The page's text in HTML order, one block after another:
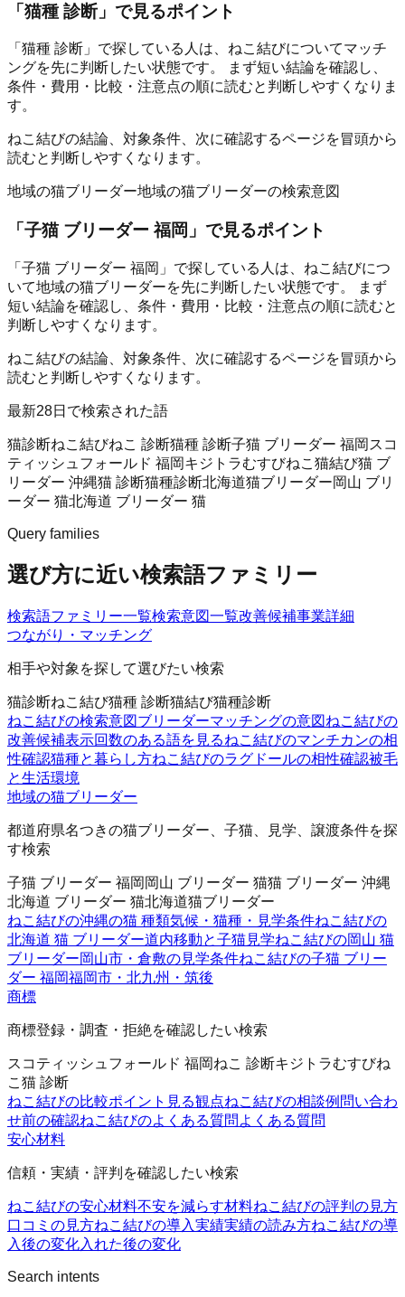
「猫種 診断」で見るポイント
「猫種 診断」で探している人は、ねこ結びについてマッチ
ングを先に判断したい状態です。 まず短い結論を確認し、
条件・費用・比較・注意点の順に読むと判断しやすくなりま
す。
ねこ結びの結論、対象条件、次に確認するページを冒頭から
読むと判断しやすくなります。
地域の猫ブリーダー地域の猫ブリーダーの検索意図
「 子猫 ブリーダー 福岡 」で見るポイント
「子猫 ブリーダー 福岡」で探している人は、ねこ結びにつ
いて地域の猫ブリーダーを先に判断したい状態です。 まず
短い結論を確認し、条件・費用・比較・注意点の順に読むと
判断しやすくなります。
ねこ結びの結論、対象条件、次に確認するページを冒頭から
読むと判断しやすくなります。
最新28日で検索された語
猫診断ねこ結びねこ 診断猫種 診断子猫 ブリーダー 福岡 スコ
ティッシュフォールド 福岡キジトラむすびねこ 猫結び猫 ブ
リーダー 沖縄猫 診断猫種診断北海道猫ブリーダー岡山 ブリ
ーダー 猫北海道 ブリーダー 猫
Query families
選び方に近い検索語ファミリー
検索語ファミリー一覧検索意図一覧改善候補事業詳細
つながり・マッチング
相手や対象を探して選びたい検索
猫診断ねこ結び猫種 診断猫結び猫種診断
ねこ結びの検索意図 ブリーダーマッチングの意図 ねこ結びの
改善候補表示回数のある語を見るねこ結びのマンチカンの相
性確認猫種と暮らし方ねこ結びのラグドールの相性確認被毛
と生活環境
地域の猫ブリーダー
都道府県名つきの猫ブリーダー、子猫、見学、譲渡条件を探
す検索
子猫 ブリーダー 福岡 岡山 ブリーダー 猫猫 ブリーダー 沖縄
北海道 ブリーダー 猫北海道猫ブリーダー
ねこ結びの沖縄の猫 種類気候・猫種・見学条件ねこ結びの
北海道 猫 ブリーダー道内移動と子猫見学ねこ結びの岡山 猫
ブリーダー岡山市・倉敷の見学条件ねこ結びの子猫 ブリー
ダー 福岡福岡市・北九州・筑後
商標
商標登録・調査・拒絶を確認したい検索
スコティッシュフォールド 福岡ねこ 診断キジトラむすびね
こ 猫 診断
ねこ結びの比較ポイント 見る観点ねこ結びの相談例 問い合わ
せ前の確認ねこ結びのよくある質問 よくある質問
安心材料
信頼・実績・評判を確認したい検索
ねこ結びの安心材料不安を減らす材料ねこ結びの評判の見方
口コミの見方ねこ結びの導入実績実績の読み方ねこ結びの導
入後の変化入れた後の変化
Search intents